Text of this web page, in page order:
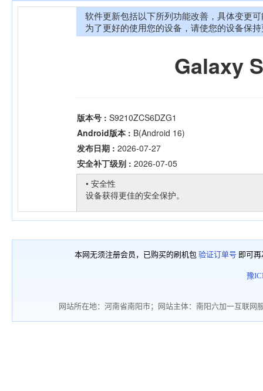
本网无须注册会员，已购买的刷机包 验证订单号 即可
豫
网站所在地：河南省南阳市；网站主体：南阳六加一互联